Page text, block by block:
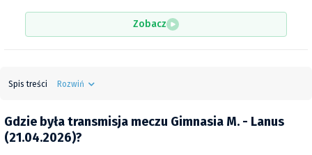
Zobacz
Spis treści Rozwiń
Gdzie była transmisja meczu Gimnasia M. - Lanus
(21.04.2026)?